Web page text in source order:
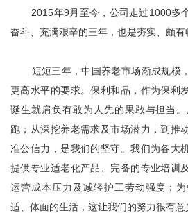
2015年9月至今，公司走过1000多
奋斗、充满艰辛的三年，也是夯实、颇有
短短三年，中国养老市场渐成规模
更高水平的要求。保利和品，作为保利
诞生就肩负有敢为人先的果敢与担当
跑；从深挖养老需求及市场潜力，到推
准公信力，是我们的坚守。我们为各大
提供专业适老化产品、完备的专业培训
运营成本压力及减轻护工劳动强度；
适、体面的生活，这让我们的努力很有意